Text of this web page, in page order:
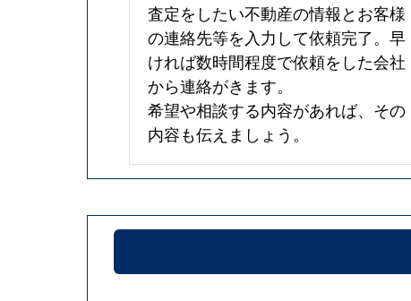
査定をしたい不動産の情報とお客様
の連絡先等を入力して依頼完了。早
ければ数時間程度で依頼をした会社
から連絡がきます。
希望や相談する内容があれば、その
内容も伝えましょう。